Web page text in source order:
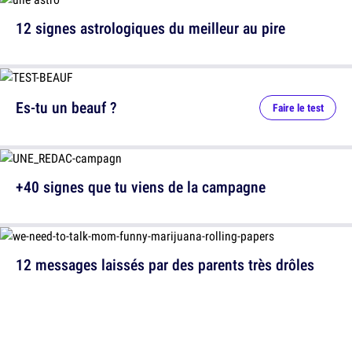
12 signes astrologiques du meilleur au pire
12 messages laissés par des parents très drôles
Es-tu un beauf ? Faire le test
+40 signes que tu viens de la campagne